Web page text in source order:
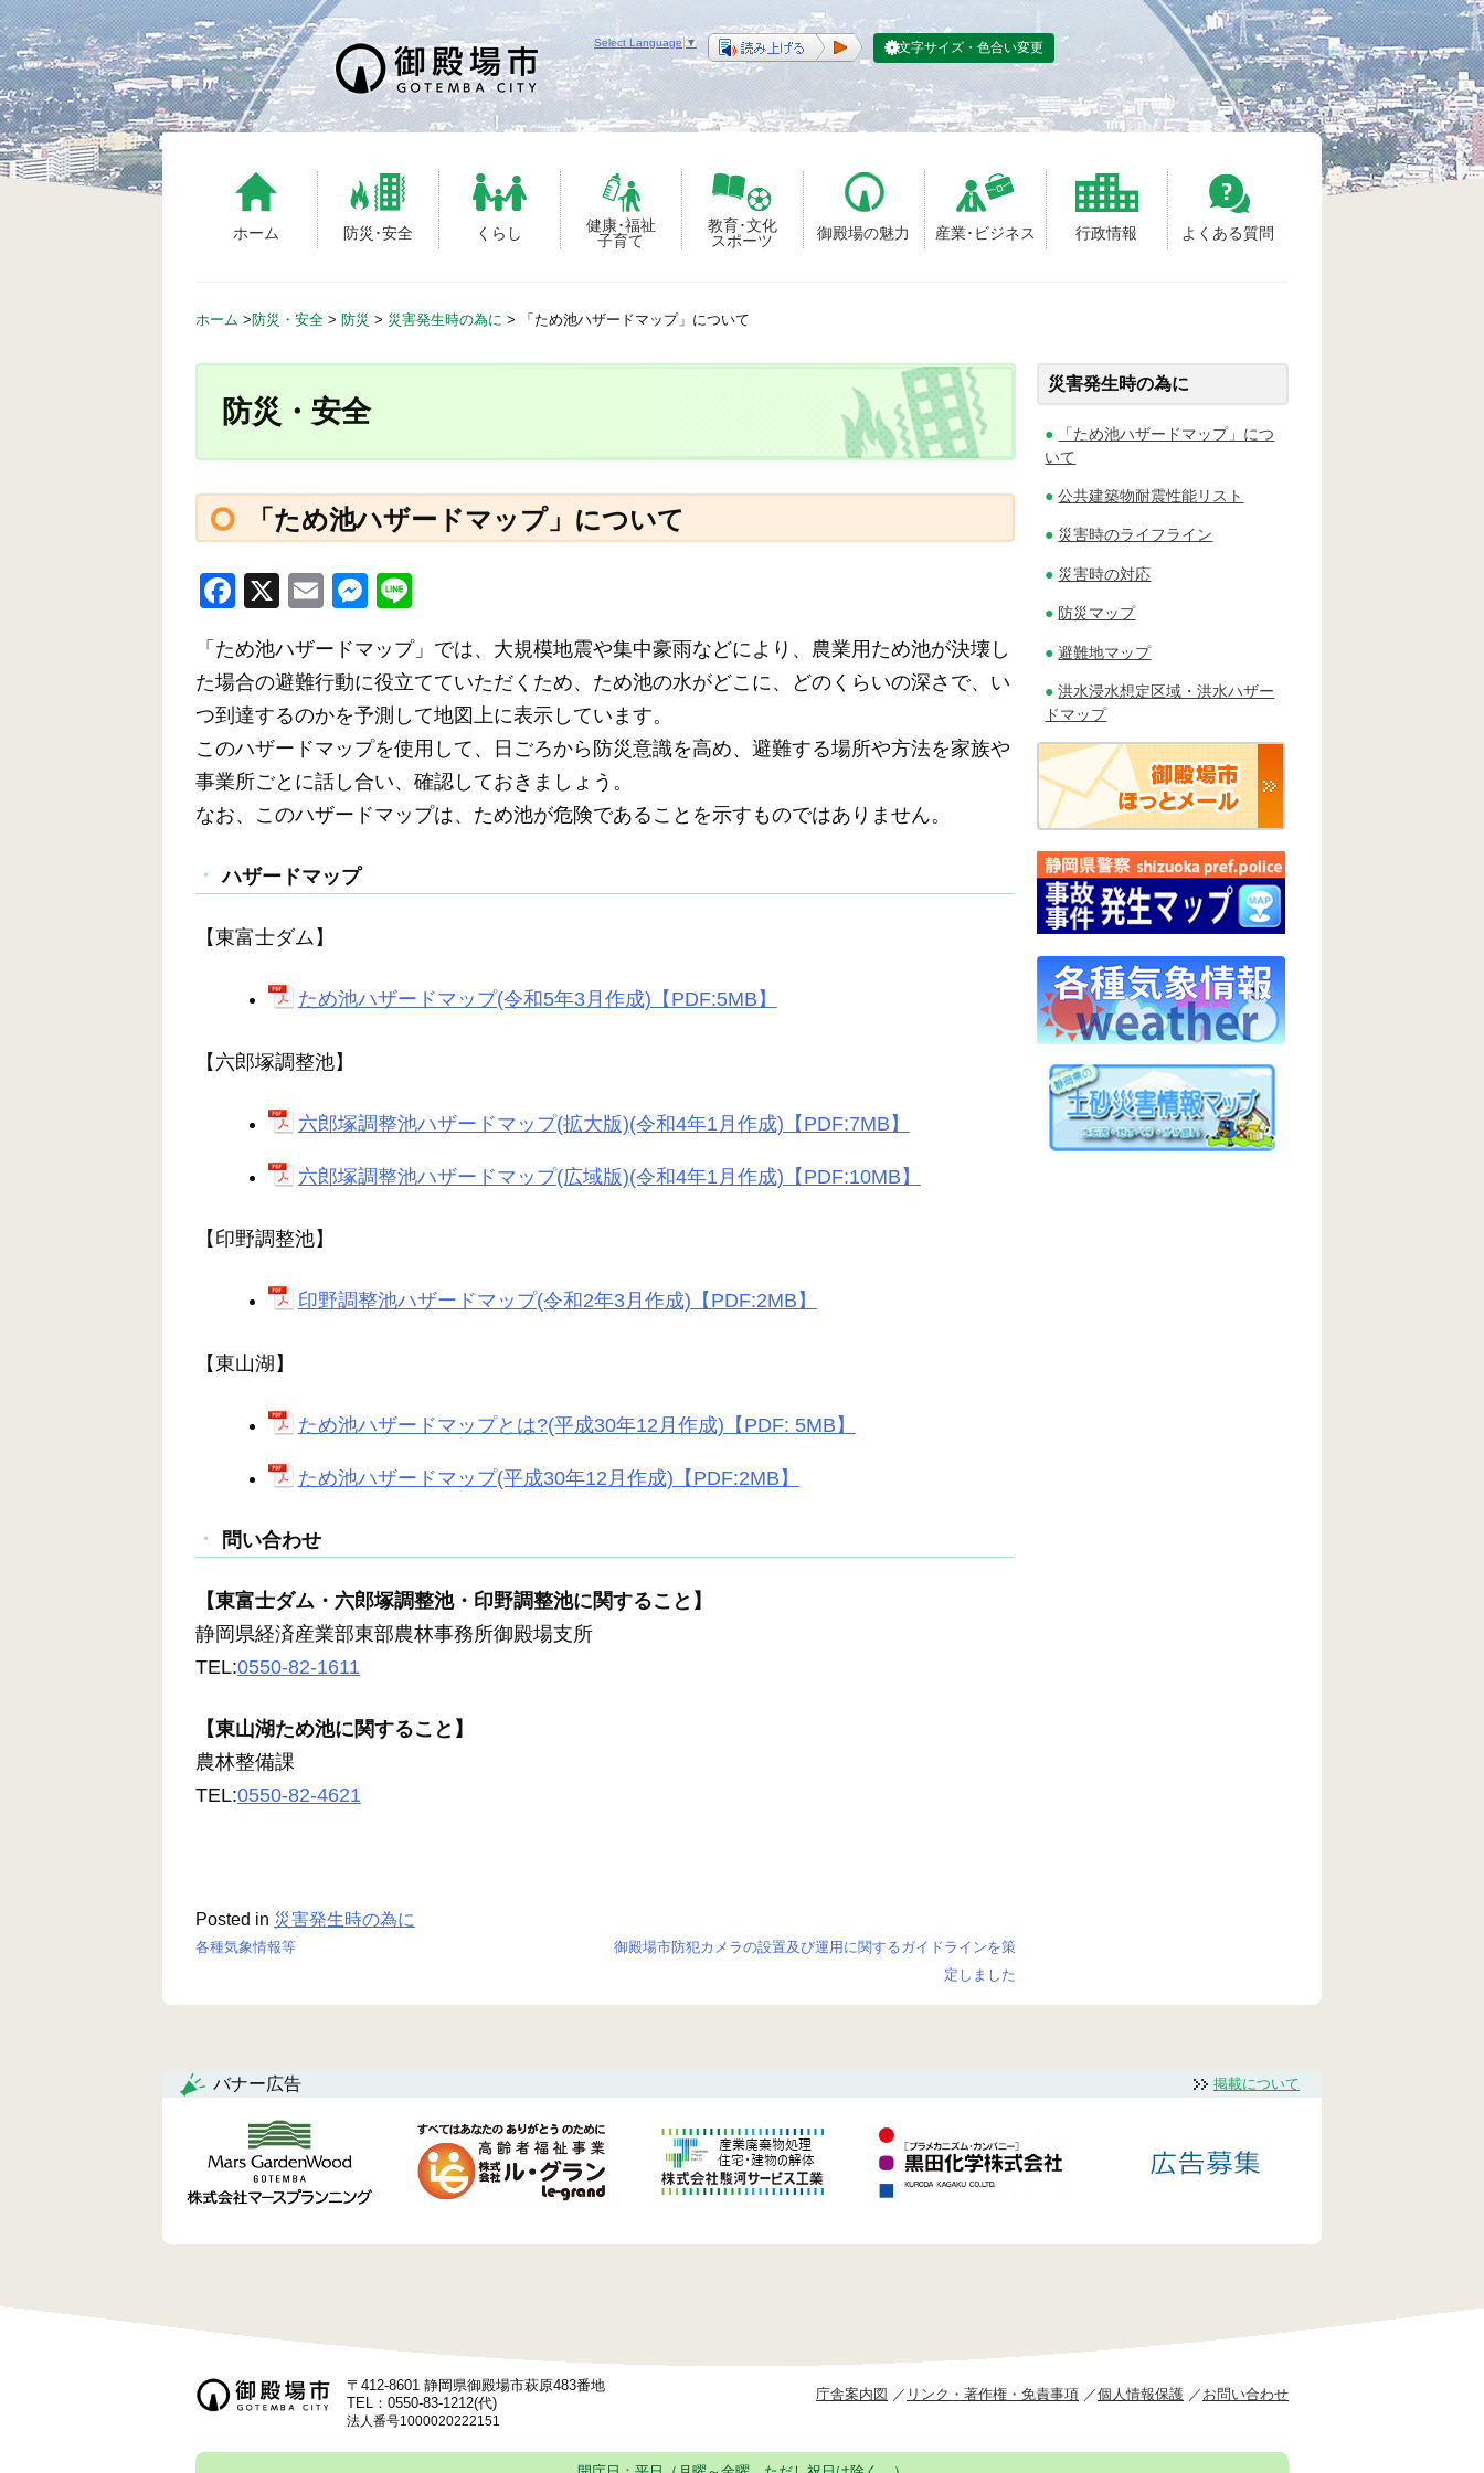
S
k
i
p
t
o
c
ホーム 防災･安全 くらし
健康･福祉
子育て
教育･文化
スポーツ
御殿場の魅力 産業･ビジネス 行政情報 よくある質問
Select Language ▼ 文字サイズ・色合い変更
ホーム >防災・安全 > 防災 > 災害発生時の為に > 「ため池ハザードマップ」について
防災・安全
「ため池ハザードマップ」について
F
c
e
b
o
o
k
X
E
ail
M
ss
e
n
g
er
e
「ため池ハザードマップ」では、大規模地震や集中豪雨などにより、農業用ため池が決壊し
た場合の避難行動に役立てていただくため、ため池の水がどこに、どのくらいの深さで、い
つ到達するのかを予測して地図上に表示しています。
このハザードマップを使用して、日ごろから防災意識を高め、避難する場所や方法を家族や
事業所ごとに話し合い、確認しておきましょう。
なお、このハザードマップは、ため池が危険であることを示すものではありません。
ハザードマップ
【東富士ダム】
ため池ハザードマップ(令和5年3月作成)【PDF:5MB】
【六郎塚調整池】
六郎塚調整池ハザードマップ(拡大版)(令和4年1月作成)【PDF:7MB】
六郎塚調整池ハザードマップ(広域版)(令和4年1月作成)【PDF:10MB】
【印野調整池】
印野調整池ハザードマップ(令和2年3月作成)【PDF:2MB】
【東山湖】
ため池ハザードマップとは?(平成30年12月作成)【PDF: 5MB】
ため池ハザードマップ(平成30年12月作成)【PDF:2MB】
問い合わせ
【東富士ダム・六郎塚調整池・印野調整池に関すること】
静岡県経済産業部東部農林事務所御殿場支所
TEL:0550-82-1611
【東山湖ため池に関すること】
農林整備課
TEL:0550-82-4621
Posted in 災害発生時の為に
ビ
各種気象情報等
御殿場市防犯カメラの設置及び運用に関するガイドラインを策
定しました
災害発生時の為に
「ため池ハザードマップ」につ
いて
公共建築物耐震性能リスト
災害時のライフライン
災害時の対応
防災マップ
避難地マップ
洪水浸水想定区域・洪水ハザー
ドマップ
バナー広告 掲載について
〒412-8601 静岡県御殿場市萩原483番地
TEL：0550-83-1212(代)
法人番号1000020222151
庁舎案内図 リンク・著作権・免責事項 個人情報保護 お問い合わせ